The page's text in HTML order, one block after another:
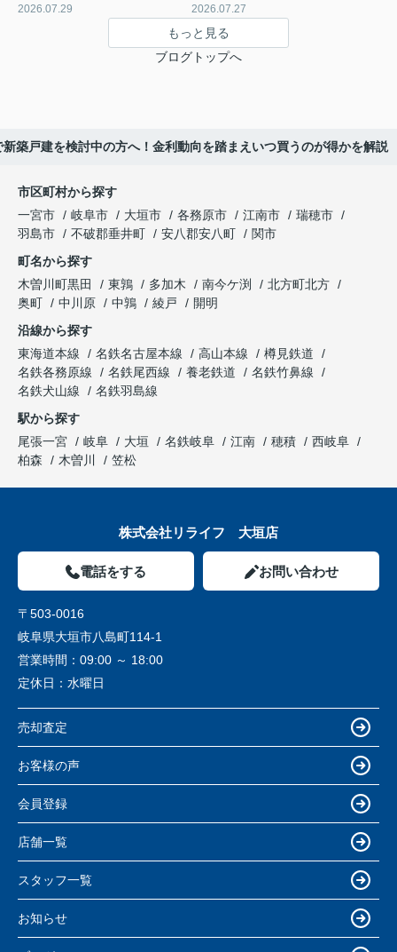
2026.07.29 2026.07.27
もっと見る
ブログトップへ
新築戸建を検討中の方へ！金利動向を踏まえいつ買うのが得かを解説
市区町村から探す
一宮市
岐阜市 大垣市 各務原市 江南市
瑞穂市
羽島市
不破郡垂井町 安八郡安八町
関市
町名から探す
木曽川町黒田
東鶉 多加木 南今ケ渕
北方町北方
奥町
中川原 中鶉 綾戸
開明
沿線から探す
東海道本線
名鉄名古屋本線 高山本線
樽見鉄道
名鉄各務原線
名鉄尾西線 養老鉄道
名鉄竹鼻線
名鉄犬山線
名鉄羽島線
駅から探す
尾張一宮
岐阜 大垣 名鉄岐阜 江南 穂積
西岐阜
柏森
木曽川 笠松
株式会社リライフ 大垣店
電話をする お問い合わせ
〒503-0016
岐阜県大垣市八島町114-1
営業時間： 09:00 ～ 18:00
定休日： 水曜日
売却査定
お客様の声
会員登録
店舗一覧
スタッフ一覧
お知らせ